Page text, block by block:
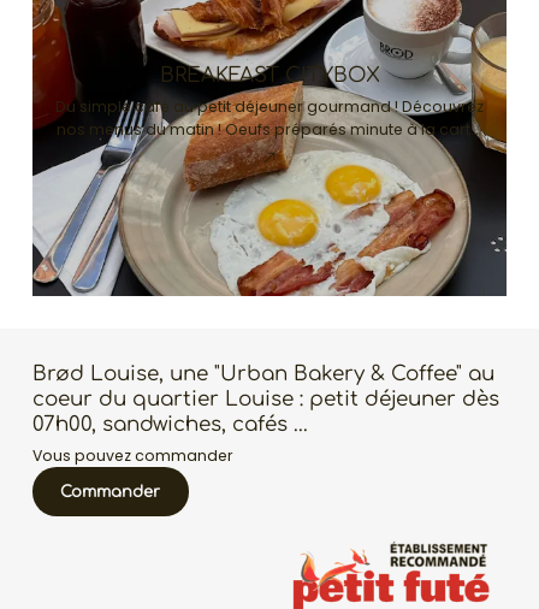
BREAKFAST CITYBOX
Du simple café au petit déjeuner gourmand ! Découvrez
nos menus du matin ! Oeufs préparés minute à la carte,
jus pressé, croissants chauds et notre buffet simple et
complet
Brød Louise, une "Urban Bakery & Coffee" au
coeur du quartier Louise : petit déjeuner dès
07h00, sandwiches, cafés ...
Vous pouvez commander
Commander